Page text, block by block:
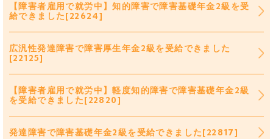
【障害者雇用で就労中】知的障害で障害基礎年金2級を受
給できました[22624]
広汎性発達障害で障害厚生年金2級を受給できました
[22125]
【障害者雇用で就労中】軽度知的障害で障害基礎年金2級
を受給できました[22820]
発達障害で障害基礎年金2級を受給できました[22817]